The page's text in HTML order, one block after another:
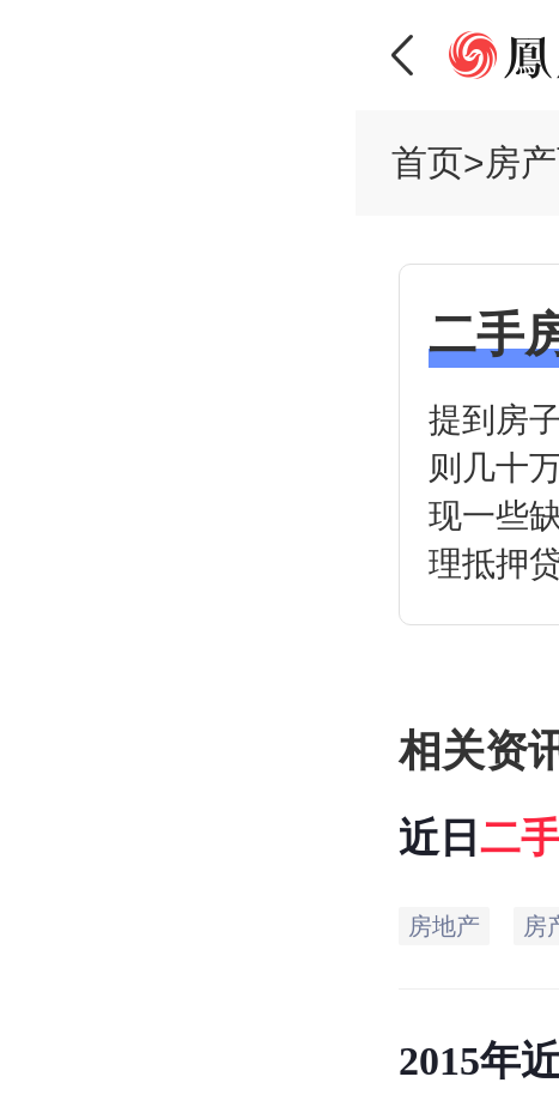
首页>房
二手
提到房
则几十
现一些
理抵押
相关资
近日 二
房地产 房
2015年